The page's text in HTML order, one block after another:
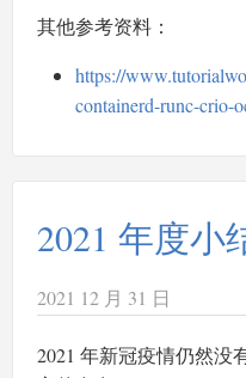
其他参考资料：
https://
containerd-runc-crio-
2021 年度小
2021 12 月 31 日
2021 年新冠疫情仍然没